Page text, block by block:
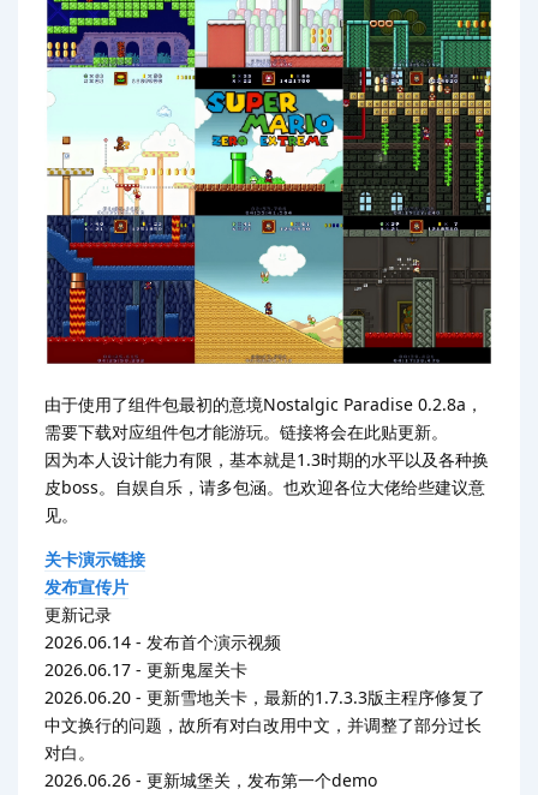
由于使用了组件包最初的意境Nostalgic Paradise 0.2.8a，
需要下载对应组件包才能游玩。链接将会在此贴更新。
因为本人设计能力有限，基本就是1.3时期的水平以及各种换
皮boss。自娱自乐，请多包涵。也欢迎各位大佬给些建议意
见。
关卡演示链接
发布宣传片
更新记录
2026.06.14 - 发布首个演示视频
2026.06.17 - 更新鬼屋关卡
2026.06.20 - 更新雪地关卡，最新的1.7.3.3版主程序修复了
中文换行的问题，故所有对白改用中文，并调整了部分过长
对白。
2026.06.26 - 更新城堡关，发布第一个demo